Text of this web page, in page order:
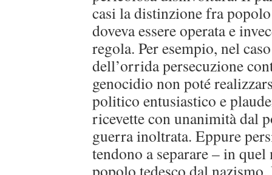
casi la distinzione fra
doveva essere operata e
regola. Per esempio, nel
dell’orrida persecuzione
genocidio non poté
politico entusiastico e
ricevette con unanimità dal
guerra inoltrata. Eppure
tendono a separare – in
popolo tedesco dal